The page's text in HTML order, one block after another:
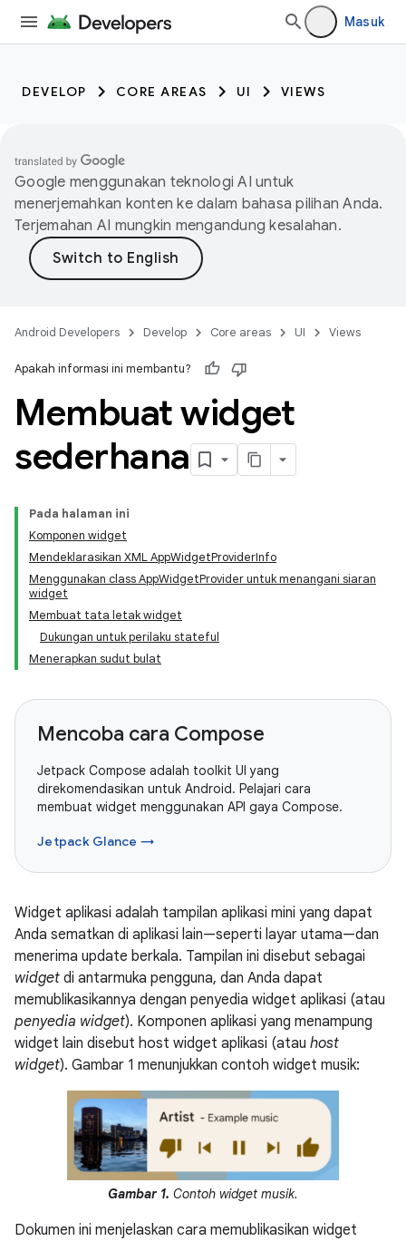
Masuk
DEVELOP CORE AREAS UI VIEWS
Google menggunakan teknologi AI untuk
menerjemahkan konten ke dalam bahasa pilihan Anda.
Terjemahan AI mungkin mengandung kesalahan.
Android Developers Develop Core areas UI Views
Apakah informasi ini membantu?
Membuat widget
sederhana
Pada halaman ini
Komponen widget
Mendeklarasikan XML AppWidgetProviderInfo
Menggunakan class AppWidgetProvider untuk menangani siaran
widget
Membuat tata letak widget
Dukungan untuk perilaku stateful
Menerapkan sudut bulat
Mencoba cara Compose
Jetpack Compose adalah toolkit UI yang
direkomendasikan untuk Android. Pelajari cara
membuat widget menggunakan API gaya Compose.
Jetpack Glance →
Widget aplikasi adalah tampilan aplikasi mini yang dapat
Anda sematkan di aplikasi lain—seperti layar utama—dan
menerima update berkala. Tampilan ini disebut sebagai
widget di antarmuka pengguna, dan Anda dapat
memublikasikannya dengan penyedia widget aplikasi (atau
penyedia widget). Komponen aplikasi yang menampung
widget lain disebut host widget aplikasi (atau host
widget). Gambar 1 menunjukkan contoh widget musik:
Gambar 1. Contoh widget musik.
Dokumen ini menjelaskan cara memublikasikan widget